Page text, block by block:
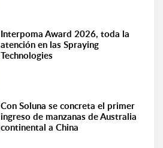
Interpoma Award 2026, toda la
atención en las Spraying
Technologies
Con Soluna se concreta el primer
ingreso de manzanas de Australia
continental a China